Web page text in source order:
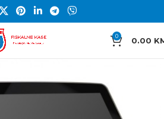
0 0.00